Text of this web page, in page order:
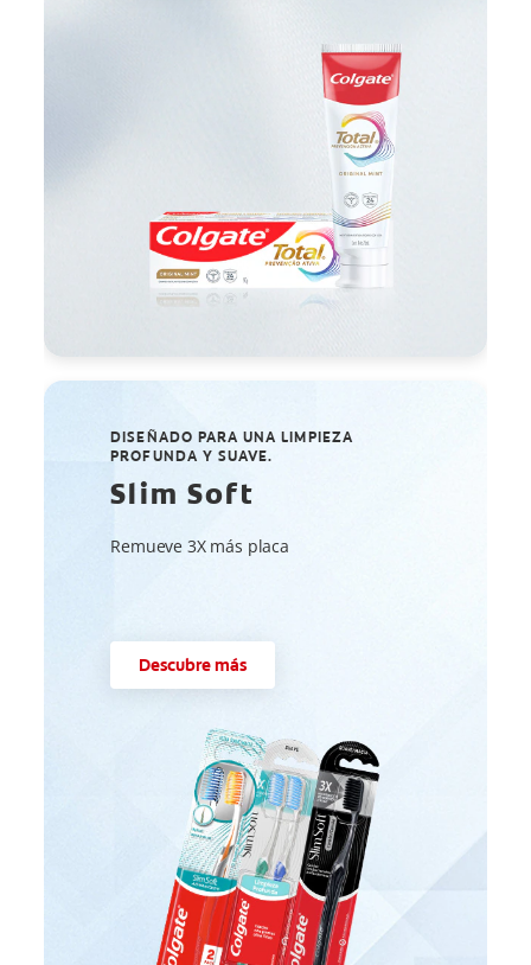
DISEÑADO PARA UNA LIMPIEZA
PROFUNDA Y SUAVE.
Slim Soft
Remueve 3X más placa
Descubre más